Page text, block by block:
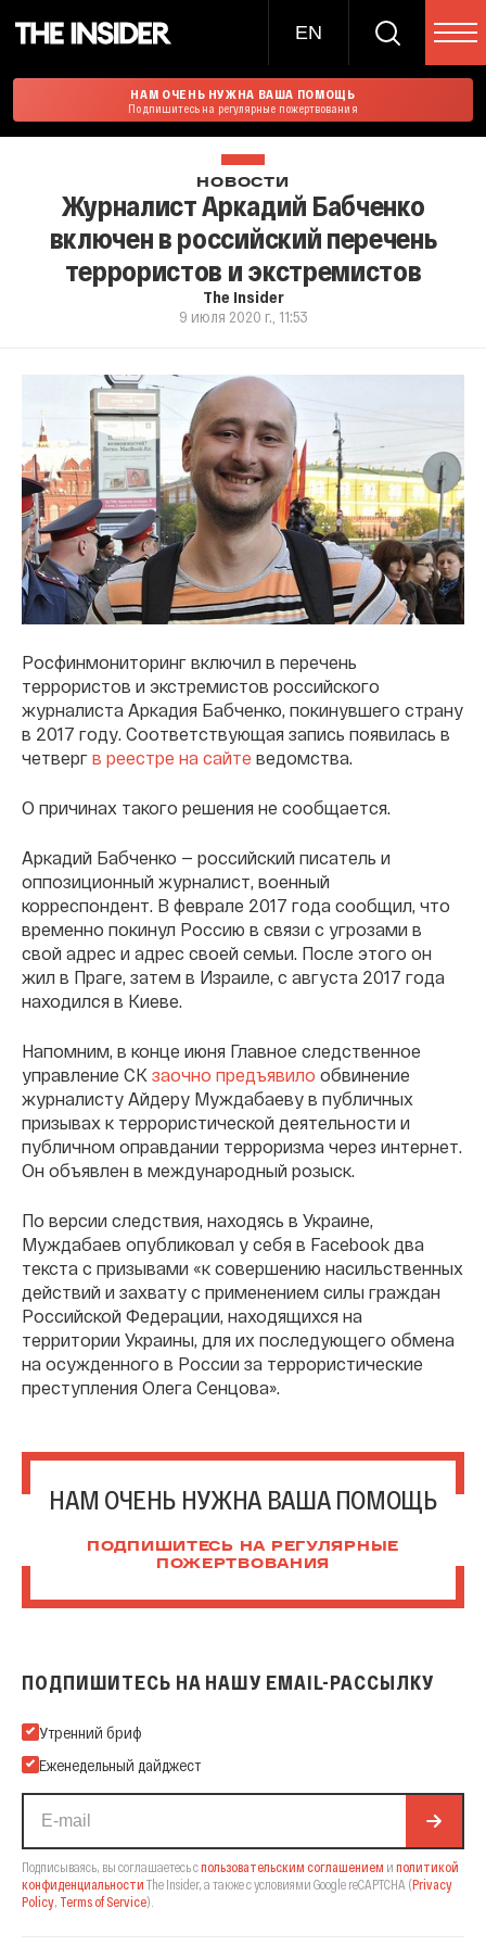
EN
НАМ ОЧЕНЬ НУЖНА ВАША ПОМОЩЬ
Подпишитесь на регулярные пожертвования
НОВОСТИ
Журналист Аркадий Бабченко
включен в российский перечень
террористов и экстремистов
The Insider
9 июля 2020 г., 11:53
Росфинмониторинг включил в перечень
террористов и экстремистов российского
журналиста Аркадия Бабченко, покинувшего страну
в 2017 году. Соответствующая запись появилась в
четверг в реестре на сайте ведомства.
О причинах такого решения не сообщается.
Аркадий Бабченко — российский писатель и
оппозиционный журналист, военный
корреспондент. В феврале 2017 года сообщил, что
временно покинул Россию в связи с угрозами в
свой адрес и адрес своей семьи. После этого он
жил в Праге, затем в Израиле, с августа 2017 года
находился в Киеве.
Напомним, в конце июня Главное следственное
управление СК заочно предъявило обвинение
журналисту Айдеру Муждабаеву в публичных
призывах к террористической деятельности и
публичном оправдании терроризма через интернет.
Он объявлен в международный розыск.
По версии следствия, находясь в Украине,
Муждабаев опубликовал у себя в Facebook два
текста с призывами «к совершению насильственных
действий и захвату с применением силы граждан
Российской Федерации, находящихся на
территории Украины, для их последующего обмена
на осужденного в России за террористические
преступления Олега Сенцова».
НАМ ОЧЕНЬ НУЖНА ВАША ПОМОЩЬ
ПОДПИШИТЕСЬ НА РЕГУЛЯРНЫЕ
ПОЖЕРТВОВАНИЯ
ПОДПИШИТЕСЬ НА НАШУ EMAIL-РАССЫЛКУ
Подпишитесь на нашу Email-рассылку
Утренний бриф
Еженедельный дайджест
Подписываясь, вы соглашаетесь спользовательским соглашением и политикой
конфиденциальности The Insider, а также с условиями Google reCAPTCHA (Privacy
Policy Terms of Service).